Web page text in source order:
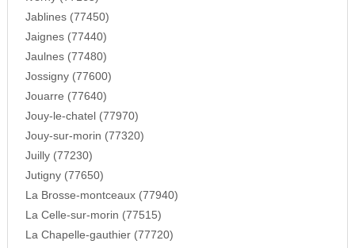
Jablines (77450)
Jaignes (77440)
Jaulnes (77480)
Jossigny (77600)
Jouarre (77640)
Jouy-le-chatel (77970)
Jouy-sur-morin (77320)
Juilly (77230)
Jutigny (77650)
La Brosse-montceaux (77940)
La Celle-sur-morin (77515)
La Chapelle-gauthier (77720)